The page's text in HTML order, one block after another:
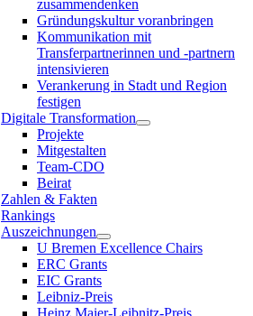
zusammendenken
Gründungskultur voranbringen
Kommunikation mit
Transferpartnerinnen und -partnern
intensivieren
Verankerung in Stadt und Region
festigen
Digitale Transformation
Projekte
Mitgestalten
Team-CDO
Beirat
Zahlen & Fakten
Rankings
Auszeichnungen
U Bremen Excellence Chairs
ERC Grants
EIC Grants
Leibniz-Preis
Heinz Maier-Leibnitz-Preis